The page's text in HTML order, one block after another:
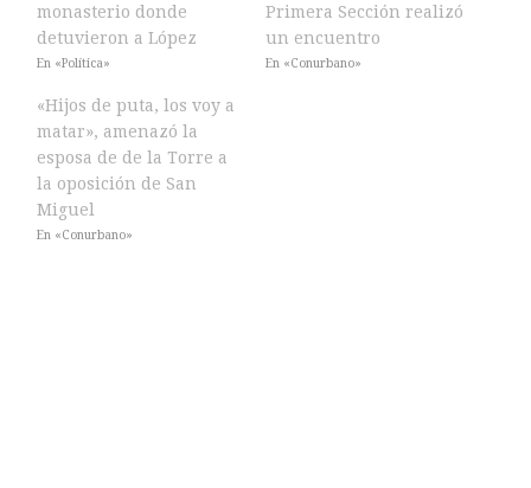
monasterio donde
detuvieron a López
En «Política»
Primera Sección realizó
un encuentro
En «Conurbano»
«Hijos de puta, los voy a
matar», amenazó la
esposa de de la Torre a
la oposición de San
Miguel
En «Conurbano»